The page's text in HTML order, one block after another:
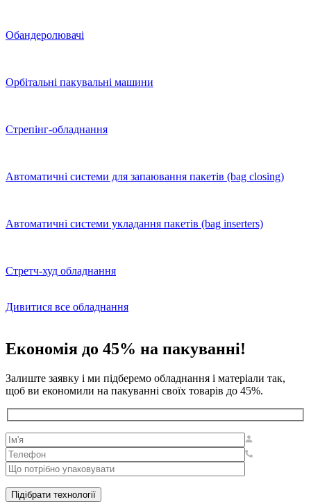
Обандеролювачі
Орбітальні пакувальні машини
Стрепінг-обладнання
Автоматичні системи для запаювання пакетів (bag closing)
Автоматичні системи укладання пакетів (bag inserters)
Стретч-худ обладнання
Дивитися все обладнання
Економія до 45% на пакуванні!
Залиште заявку і ми підберемо обладнання і матеріали так,
щоб ви економили на пакуванні своїх товарів до 45%.